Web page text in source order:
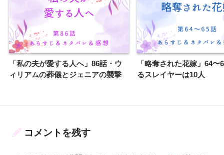
「私の夫が愛する人へ」86話・ウ
ィリアムの葬儀とジェニアの襲撃
「略奪された花嫁」64〜
るスレイヤーは10人
コメントを残す